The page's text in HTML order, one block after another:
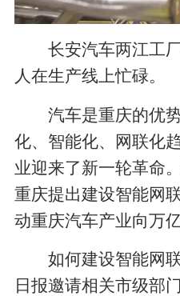
长安汽车两江工
人在生产线上忙碌。
汽车是重庆的优
化、智能化、网联化
业迎来了新一轮革命
重庆提出建设智能网
动重庆汽车产业向万
如何建设智能网
日报邀请相关市级部